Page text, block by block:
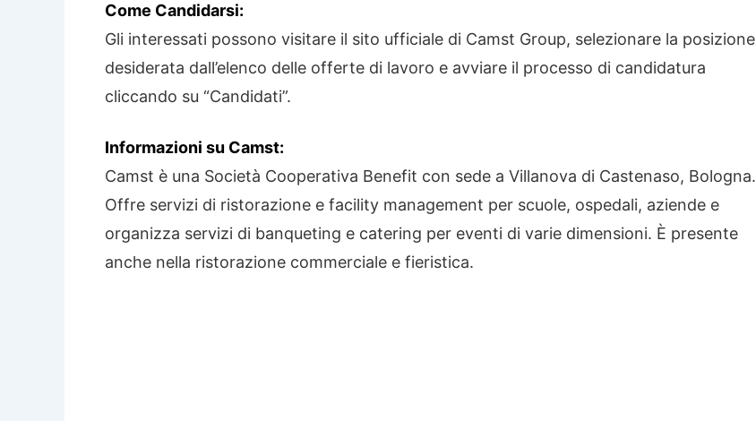
Come Candidarsi:
Gli interessati possono visitare il sito ufficiale di Camst Group, selezionare la posizione
desiderata dall’elenco delle offerte di lavoro e avviare il processo di candidatura
cliccando su “Candidati”.
Informazioni su Camst:
Camst è una Società Cooperativa Benefit con sede a Villanova di Castenaso, Bologna.
Offre servizi di ristorazione e facility management per scuole, ospedali, aziende e
organizza servizi di banqueting e catering per eventi di varie dimensioni. È presente
anche nella ristorazione commerciale e fieristica.